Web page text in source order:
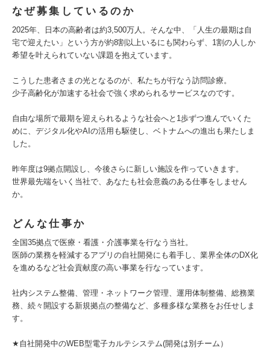
なぜ募集しているのか
2025年、日本の高齢者は約3,500万人。そんな中、「人生の最期は自
宅で迎えたい」という方が約8割以上いるにも関わらず、1割の人しか
希望を叶えられていない課題を抱えています。
こうした患者さまの光となるのが、私たちが行なう訪問診療。
少子高齢化が加速する社会で強く求められるサービスなのです。
自由な場所で最期を迎えられるような社会へと1歩ずつ進んでいくた
めに、デジタル化やAIの活用も駆使し、ベトナムへの進出も果たしま
した。
昨年度は9拠点開設し、今後さらに新しい施設を作っていきます。
世界最先端をいく当社で、あなたも社会意義のある仕事をしません
か。
どんな仕事か
全国35拠点で医療・看護・介護事業を行なう当社。
医師の業務を軽減するアプリの自社開発にも着手し、業界全体のDX化
を進めるなど社会貢献度の高い事業を行なっています。
社内システム整備、管理・ネットワーク管理、運用体制整備、総務業
務、続々開設する新規拠点の整備など、多種多様な業務をお任せしま
す。
★自社開発中のWEB型電子カルテシステム(開発は別チーム）